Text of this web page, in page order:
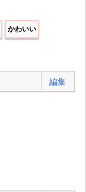
かわいい
編集